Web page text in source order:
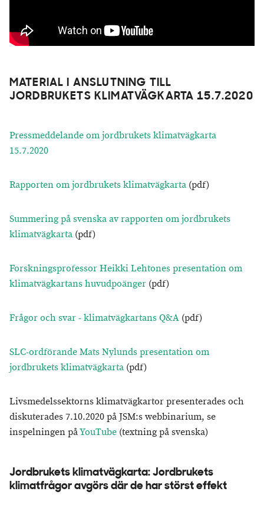
MATERIAL I ANSLUTNING TILL
JORDBRUKETS KLIMATVÄGKARTA 15.7.2020
Pressmeddelande om jordbrukets klimatvägkarta
15.7.2020
Rapporten om jordbrukets klimatvägkarta (pdf)
Summering på svenska av rapporten om jordbrukets
klimatvägkarta (pdf)
Forskningsprofessor Heikki Lehtones presentation om
klimatvägkartans huvudpoänger (pdf)
Frågor och svar - klimatvägkartans Q&A (pdf)
SLC-ordförande Mats Nylunds presentation om
jordbrukets klimatvägkarta (pdf)
Livsmedelssektorns klimatvägkartor presenterades och
diskuterades 7.10.2020 på JSM:s webbinarium, se
inspelningen påYouTube (textning på svenska)
Jordbrukets klimatvägkarta: Jordbrukets
klimatfrågor avgörs där de har störst effekt